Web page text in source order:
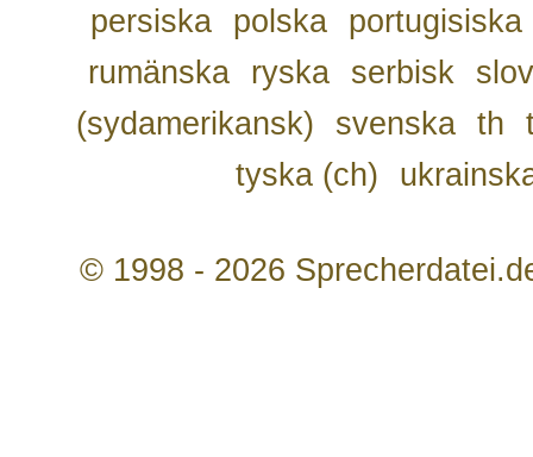
persiska
polska
portugisiska
rumänska
ryska serbisk
(sydamerikansk)
svenska th
tyska (ch)
© 1998 - 2026